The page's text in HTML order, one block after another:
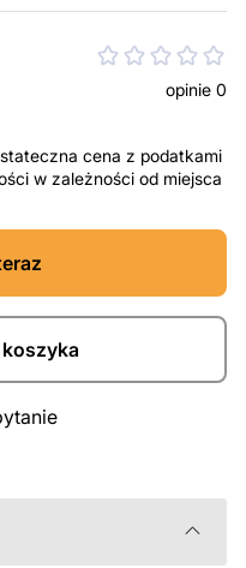
opinie 0
cena z podatkami
w zależności od miejsca